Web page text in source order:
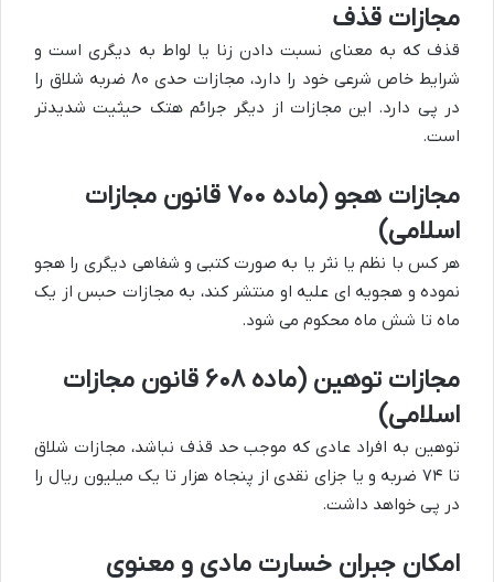
مجازات قذف
قذف که به معنای نسبت دادن زنا یا لواط به دیگری است و
شرایط خاص شرعی خود را دارد، مجازات حدی ۸۰ ضربه شلاق را
در پی دارد. این مجازات از دیگر جرائم هتک حیثیت شدیدتر
است.
مجازات هجو (ماده ۷۰۰ قانون مجازات
اسلامی)
هر کس با نظم یا نثر یا به صورت کتبی و شفاهی دیگری را هجو
نموده و هجویه ای علیه او منتشر کند، به مجازات حبس از یک
ماه تا شش ماه محکوم می شود.
مجازات توهین (ماده ۶۰۸ قانون مجازات
اسلامی)
توهین به افراد عادی که موجب حد قذف نباشد، مجازات شلاق
تا ۷۴ ضربه و یا جزای نقدی از پنجاه هزار تا یک میلیون ریال را
در پی خواهد داشت.
امکان جبران خسارت مادی و معنوی